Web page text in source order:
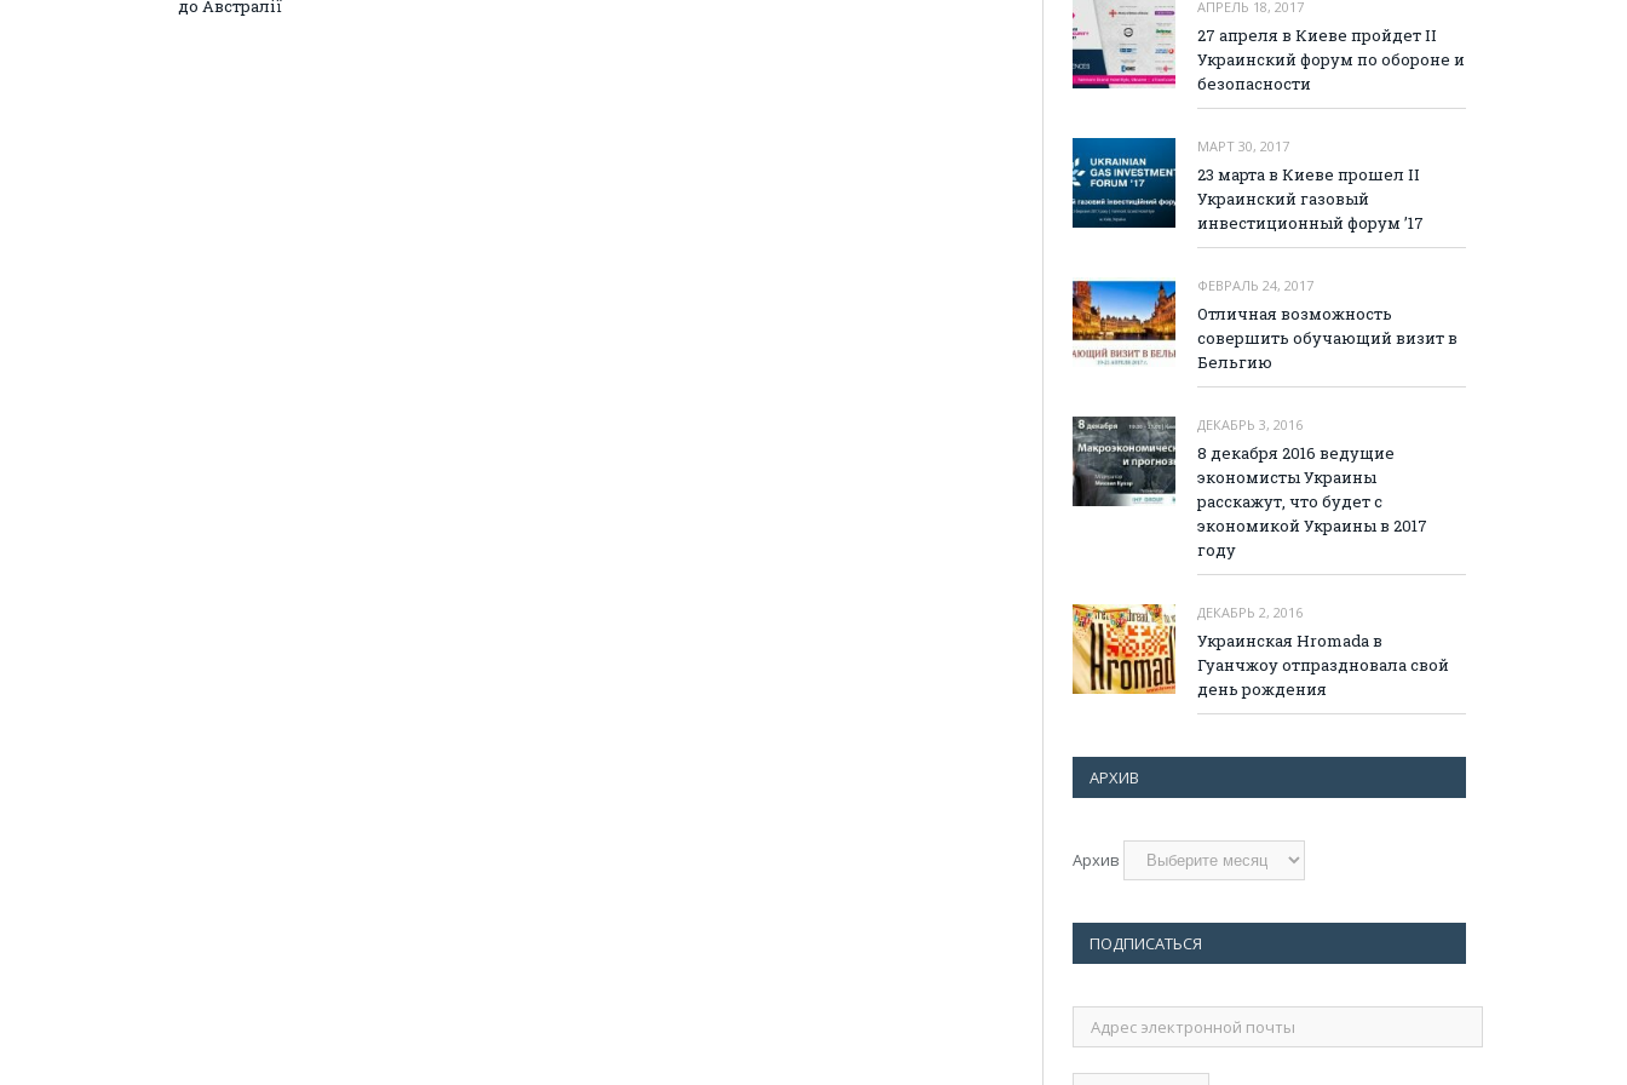
до Австралії
АПРЕЛЬ 18, 2017
27 апреля в Киеве пройдет II
Украинский форум по обороне и
безопасности
МАРТ 30, 2017
23 марта в Киеве прошел II
Украинский газовый
инвестиционный форум ’17
ФЕВРАЛЬ 24, 2017
Отличная возможность
совершить обучающий визит в
Бельгию
ДЕКАБРЬ 3, 2016
8 декабря 2016 ведущие
экономисты Украины
расскажут, что будет с
экономикой Украины в 2017
году
ДЕКАБРЬ 2, 2016
Украинская Hromada в
Гуанчжоу отпраздновала свой
день рождения
АРХИВ
Архив
ПОДПИСАТЬСЯ
Адрес
электронной